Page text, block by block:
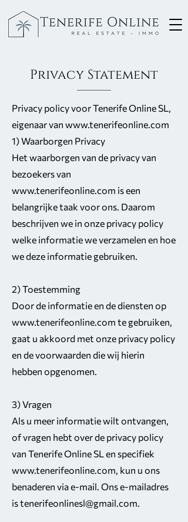
Privacy Statement
Privacy policy voor Tenerife Online SL,
eigenaar van www.tenerifeonline.com
1) Waarborgen Privacy
Het waarborgen van de privacy van
bezoekers van
www.tenerifeonline.com is een
belangrijke taak voor ons. Daarom
beschrijven we in onze privacy policy
welke informatie we verzamelen en hoe
we deze informatie gebruiken.
2) Toestemming
Door de informatie en de diensten op
www.tenerifeonline.com te gebruiken,
gaat u akkoord met onze privacy policy
en de voorwaarden die wij hierin
hebben opgenomen.
3) Vragen
Als u meer informatie wilt ontvangen,
of vragen hebt over de privacy policy
van Tenerife Online SL en specifiek
www.tenerifeonline.com, kun u ons
benaderen via e-mail. Ons e-mailadres
istenerifeonlinesl@gmail.com.